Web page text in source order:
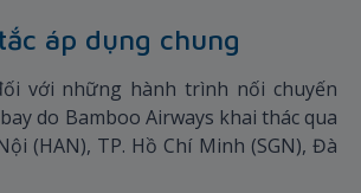
áp dụng chung
với những hành trình nối chuyến
do Bamboo Airways khai thác qua
(HAN), TP. Hồ Chí Minh (SGN), Đà